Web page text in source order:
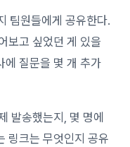
팀원들에게 공유한다.
보고 싶었던 게 있을
에 질문을 몇 개 추가
발송했는지, 몇 명에
링크는 무엇인지 공유